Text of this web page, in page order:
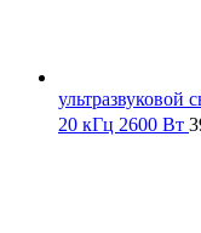
ультразвуковой
20 кГц 2600 Вт